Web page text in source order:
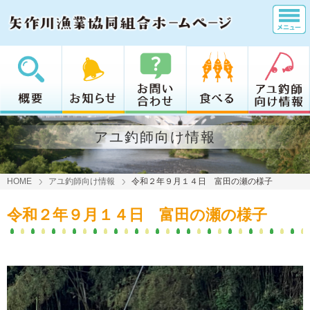
アユ釣師向け情報
HOME アユ釣師向け情報 令和２年９月１４日 富田の瀬の様子
令和２年９月１４日 富田の瀬の様子